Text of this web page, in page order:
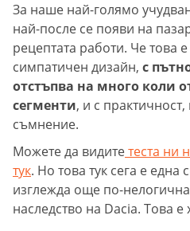
За наше най-голямо
най-после се появи на
рецептата работи. Че това
симпатичен дизайн, с
отстъпва на много коли
сегменти, и с
съмнение.
Можете да видитетеста ни
тук. Но това тук сега е една
изглежда още по-
наследство на Dacia. Това е